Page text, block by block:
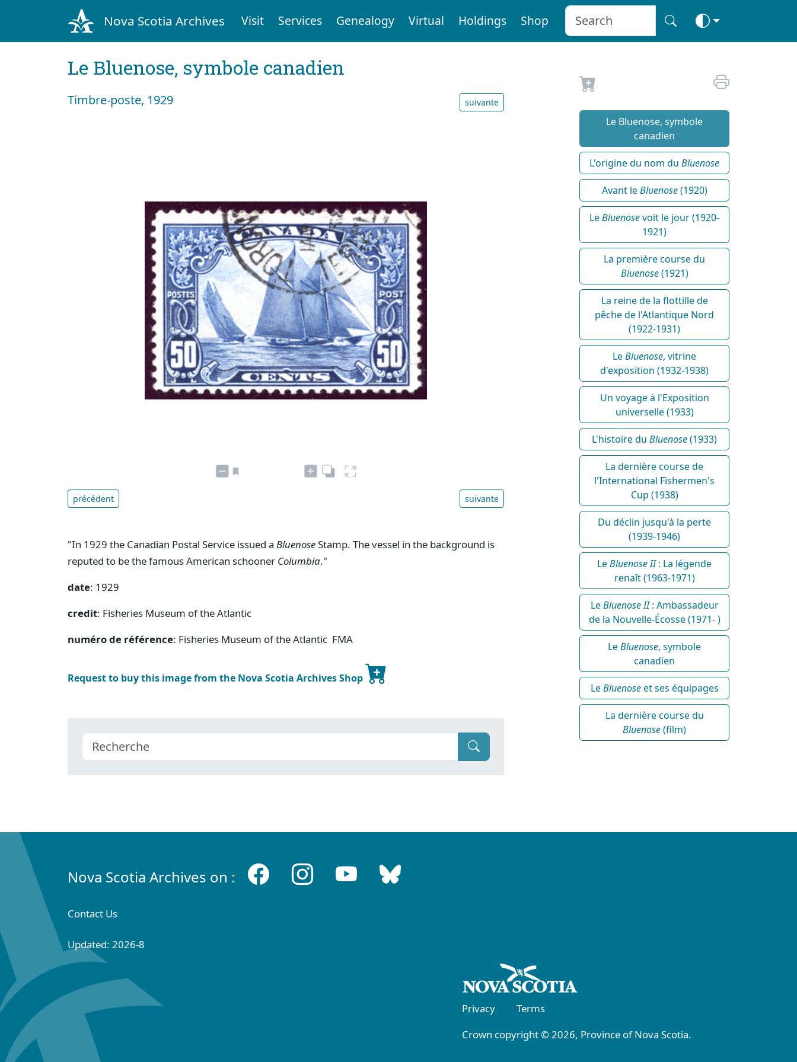
Nova Scotia Archives Visit Services Genealogy Virtual Holdings Shop
Le Bluenose, symbole canadien
Timbre-poste, 1929 suivante
précédent suivante
"In 1929 the Canadian Postal Service issued a BluenoseStamp. The vessel in the background is
reputed to be the famous American schooner Columbia."
date: 1929
credit: Fisheries Museum of the Atlantic
numéro de référence: Fisheries Museum of the Atlantic FMA
Request to buy this image from the Nova Scotia Archives Shop
Le Bluenose, symbole
canadien
L'origine du nom du Bluenose
Avant leBluenose(1920)
LeBluenosevoit le jour (1920-
1921)
La première course du
Bluenose(1921)
La reine de la flottille de
pêche de l'Atlantique Nord
(1922-1931)
LeBluenose, vitrine
d'exposition (1932-1938)
Un voyage à l'Exposition
universelle (1933)
L'histoire du Bluenose(1933)
La dernière course de
l'International Fishermen's
Cup (1938)
Du déclin jusqu'à la perte
(1939-1946)
LeBluenose II: La légende
renaît (1963-1971)
LeBluenose II: Ambassadeur
de la Nouvelle-Écosse (1971- )
LeBluenose, symbole
canadien
LeBluenoseet ses équipages
La dernière course du
Bluenose(film)
Nova Scotia Archives on :
Contact Us
Updated: 2026-8
Privacy
Terms
Crown copyright © 2026, Province of Nova Scotia.